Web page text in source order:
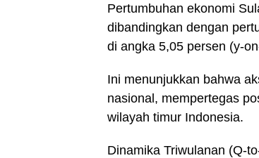
Pertumbuhan ekonomi
dibandingkan dengan
di angka 5,05 persen (y-
Ini menunjukkan bahwa
nasional, mempertegas
wilayah timur Indonesia.
Dinamika Triwulanan (Q-